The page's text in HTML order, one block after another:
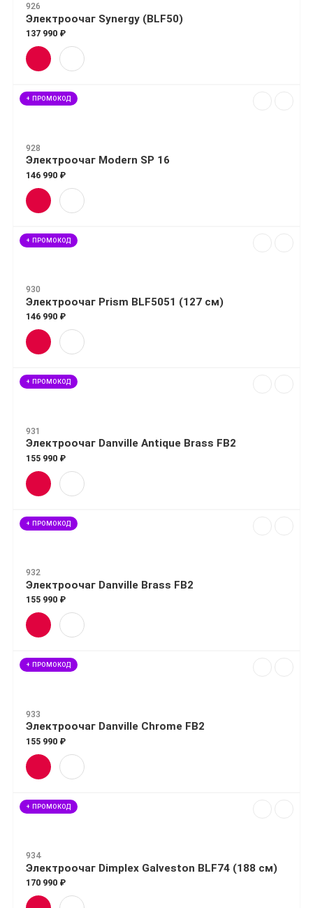
926
Электроочаг Synergy (BLF50)
137 990 ₽
+ ПРОМОКОД
928
Электроочаг Modern SP 16
146 990 ₽
+ ПРОМОКОД
930
Электроочаг Prism BLF5051 (127 см)
146 990 ₽
+ ПРОМОКОД
931
Электроочаг Danville Antique Brass FB2
155 990 ₽
+ ПРОМОКОД
932
Электроочаг Danville Brass FB2
155 990 ₽
+ ПРОМОКОД
933
Электроочаг Danville Chrome FB2
155 990 ₽
+ ПРОМОКОД
934
Электроочаг Dimplex Galveston BLF74 (188 см)
170 990 ₽